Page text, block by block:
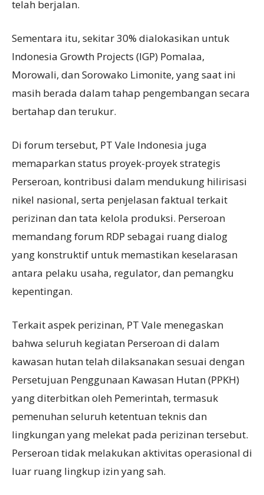
telah berjalan.
Sementara itu, sekitar 30% dialokasikan untuk
Indonesia Growth Projects (IGP) Pomalaa,
Morowali, dan Sorowako Limonite, yang saat ini
masih berada dalam tahap pengembangan secara
bertahap dan terukur.
Di forum tersebut, PT Vale Indonesia juga
memaparkan status proyek-proyek strategis
Perseroan, kontribusi dalam mendukung hilirisasi
nikel nasional, serta penjelasan faktual terkait
perizinan dan tata kelola produksi. Perseroan
memandang forum RDP sebagai ruang dialog
yang konstruktif untuk memastikan keselarasan
antara pelaku usaha, regulator, dan pemangku
kepentingan.
Terkait aspek perizinan, PT Vale menegaskan
bahwa seluruh kegiatan Perseroan di dalam
kawasan hutan telah dilaksanakan sesuai dengan
Persetujuan Penggunaan Kawasan Hutan (PPKH)
yang diterbitkan oleh Pemerintah, termasuk
pemenuhan seluruh ketentuan teknis dan
lingkungan yang melekat pada perizinan tersebut.
Perseroan tidak melakukan aktivitas operasional di
luar ruang lingkup izin yang sah.